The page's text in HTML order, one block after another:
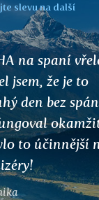
slevu na další
vřele
je to
spánku.
a
než